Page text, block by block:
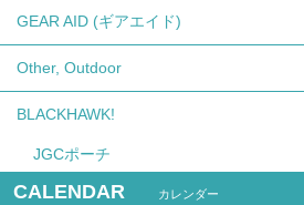
GEAR AID (ギアエイド)
Other, Outdoor
BLACKHAWK!
JGCポーチ
CALENDAR カレンダー